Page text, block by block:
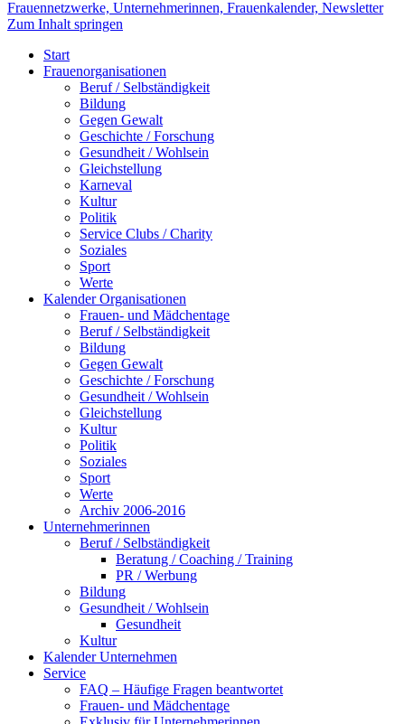
Kölner Frauenportal
Veranstaltungen für Kölnerinnen,
Frauennetzwerke, Unternehmerinnen,
Frauenkalender, Newsletter
Zum Inhalt springen
Start
Frauenorganisationen
Beruf / Selbständigkeit
Bildung
Gegen Gewalt
Geschichte / Forschung
Gesundheit / Wohlsein
Gleichstellung
Karneval
Kultur
Politik
Service Clubs / Charity
Soziales
Sport
Werte
Kalender Organisationen
Frauen- und Mädchentage
Beruf / Selbständigkeit
Bildung
Gegen Gewalt
Geschichte / Forschung
Gesundheit / Wohlsein
Gleichstellung
Kultur
Politik
Soziales
Sport
Werte
Archiv 2006-2016
Unternehmerinnen
Beruf / Selbständigkeit
Beratung / Coaching / Training
PR / Werbung
Bildung
Gesundheit / Wohlsein
Gesundheit
Kultur
Kalender Unternehmen
Service
FAQ – Häufige Fragen beantwortet
Frauen- und Mädchentage